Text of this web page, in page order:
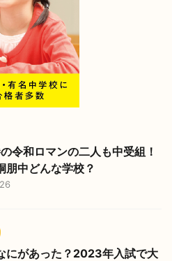
令和ロマンの二人も中受組！
朋中どんな学校？
にがあった？2023年入試で大